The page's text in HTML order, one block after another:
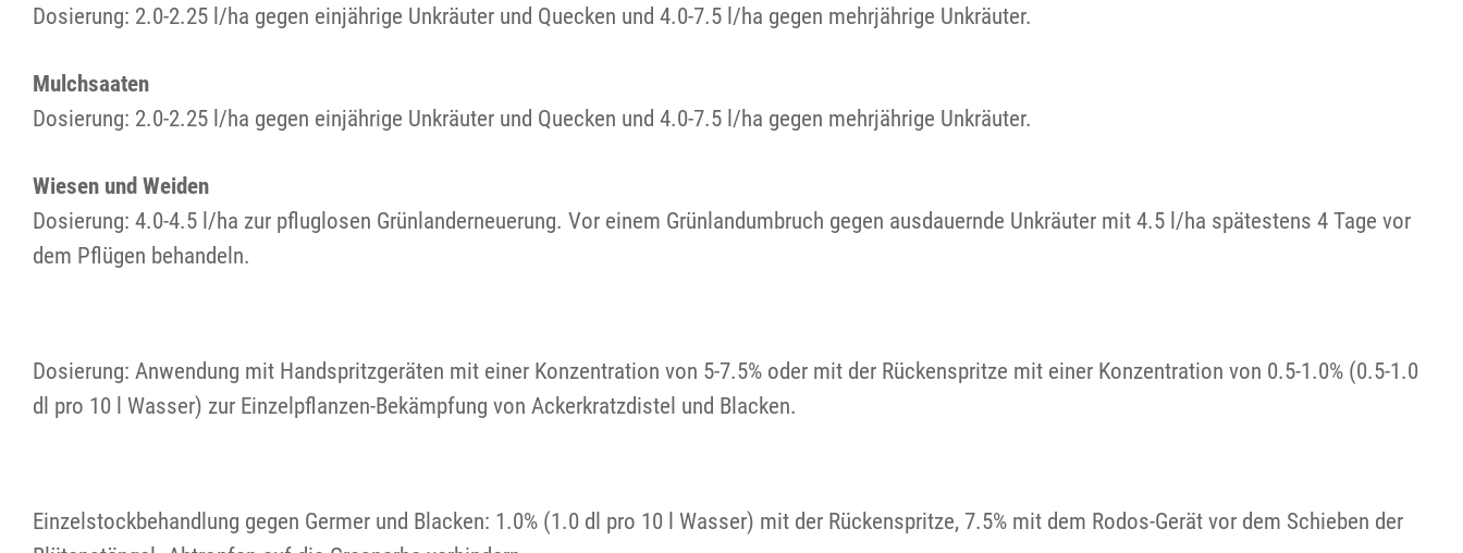
Dosierung: 2.0-2.25 l/ha gegen einjährige Unkräuter und Quecken und 4.0-7.5 l/ha gegen mehrjährige Unkräuter.
Mulchsaaten
Dosierung: 2.0-2.25 l/ha gegen einjährige Unkräuter und Quecken und 4.0-7.5 l/ha gegen mehrjährige Unkräuter.
Wiesen und Weiden
Dosierung: 4.0-4.5 l/ha zur pfluglosen Grünlanderneuerung. Vor einem Grünlandumbruch gegen ausdauernde Unkräuter mit 4.5 l/ha spätestens 4 Tage vor
dem Pflügen behandeln.
Dosierung: Anwendung mit Handspritzgeräten mit einer Konzentration von 5-7.5% oder mit der Rückenspritze mit einer Konzentration von 0.5-1.0% (0.5-1.0
dl pro 10 l Wasser) zur Einzelpflanzen-Bekämpfung von Ackerkratzdistel und Blacken.
Einzelstockbehandlung gegen Germer und Blacken: 1.0% (1.0 dl pro 10 l Wasser) mit der Rückenspritze, 7.5% mit dem Rodos-Gerät vor dem Schieben der